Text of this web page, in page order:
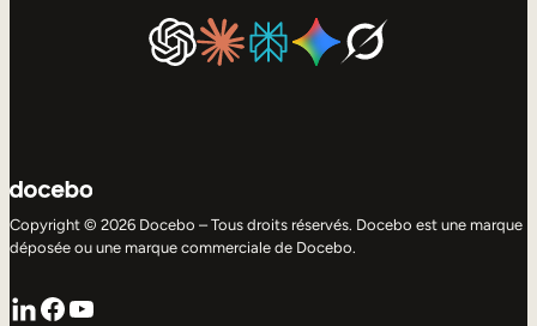
Copyright © 2026 Docebo – Tous droits réservés. Docebo est une marque
déposée ou une marque commerciale de Docebo.
LinkedIn
Facebook
YouTube